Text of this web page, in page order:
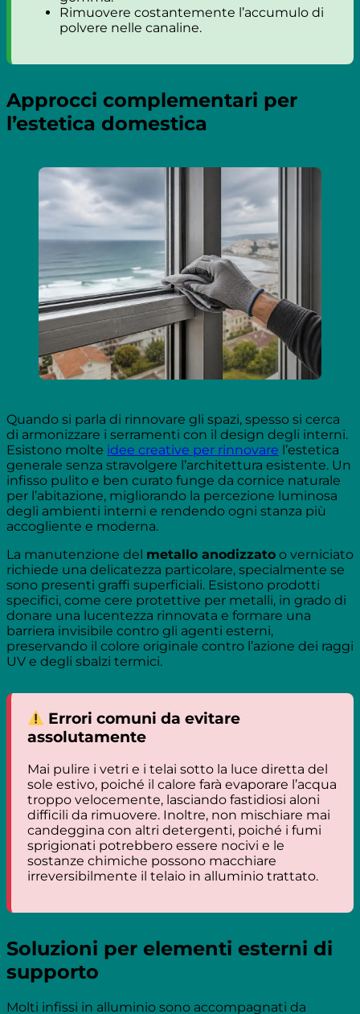
Rimuovere costantemente l’accumulo di
polvere nelle canaline.
Approcci complementari per
l’estetica domestica
Quando si parla di rinnovare gli spazi, spesso si cerca
di armonizzare i serramenti con il design degli interni.
Esistono molte idee creative per rinnovare l’estetica
generale senza stravolgere l’architettura esistente. Un
infisso pulito e ben curato funge da cornice naturale
per l’abitazione, migliorando la percezione luminosa
degli ambienti interni e rendendo ogni stanza più
accogliente e moderna.
La manutenzione del metallo anodizzato o verniciato
richiede una delicatezza particolare, specialmente se
sono presenti graffi superficiali. Esistono prodotti
specifici, come cere protettive per metalli, in grado di
donare una lucentezza rinnovata e formare una
barriera invisibile contro gli agenti esterni,
preservando il colore originale contro l’azione dei raggi
UV e degli sbalzi termici.
Errori comuni da evitare
assolutamente
Mai pulire i vetri e i telai sotto la luce diretta del
sole estivo, poiché il calore farà evaporare l’acqua
troppo velocemente, lasciando fastidiosi aloni
difficili da rimuovere. Inoltre, non mischiare mai
candeggina con altri detergenti, poiché i fumi
sprigionati potrebbero essere nocivi e le
sostanze chimiche possono macchiare
irreversibilmente il telaio in alluminio trattato.
Soluzioni per elementi esterni di
supporto
Molti infissi in alluminio sono accompagnati da